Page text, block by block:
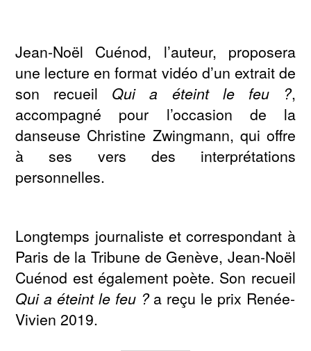
Jean-Noël Cuénod, l’auteur, proposera
une lecture en format vidéo d’un extrait de
son recueil Qui a éteint le feu ?,
accompagné pour l’occasion de la
danseuse Christine Zwingmann, qui offre
à ses vers des interprétations
personnelles.
Longtemps journaliste et correspondant à
Paris de la Tribune de Genève, Jean-Noël
Cuénod est également poète. Son recueil
Qui a éteint le feu ?a reçu le prix Renée-
Vivien 2019.